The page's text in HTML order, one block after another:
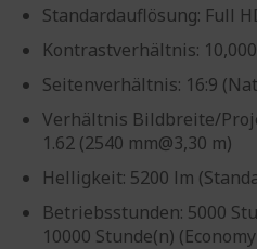
Standardauflösung: Full
Kontrastverhältnis:
Seitenverhältnis: 16:9
Verhältnis Bildbreite/
1.62 (2540 mm@3,30 m)
Helligkeit: 5200 lm
Betriebsstunden: 5000
10000 Stunde(n)